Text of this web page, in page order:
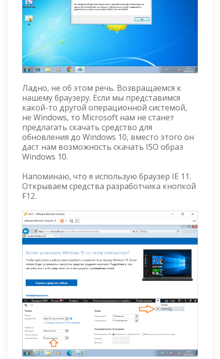
Ладно, не об этом речь. Возвращаемся к
нашему браузеру. Если мы представимся
какой-то другой операционной системой,
не Windows, то Microsoft нам не станет
предлагать скачать средство для
обновления до Windows 10, вместо этого он
даст нам возможность скачать ISO образ
Windows 10.
Напоминаю, что я использую браузер IE 11.
Открываем средства разработчика кнопкой
F12.